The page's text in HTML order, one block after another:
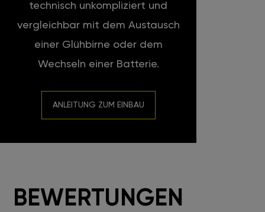
technisch unkompliziert und
vergleichbar mit dem Austausch
einer Glühbirne oder dem
Wechseln einer Batterie.
ANLEITUNG ZUM EINBAU
BEWERTUNGEN